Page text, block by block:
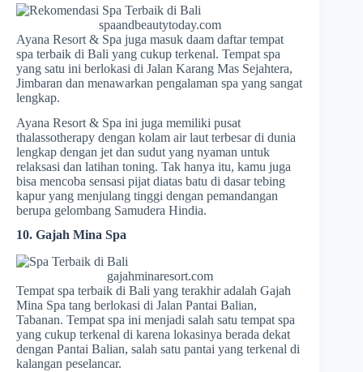
spaandbeautytoday.com
Ayana Resort & Spa juga masuk daam daftar tempat
spa terbaik di Bali yang cukup terkenal. Tempat spa
yang satu ini berlokasi di Jalan Karang Mas Sejahtera,
Jimbaran dan menawarkan pengalaman spa yang sangat
lengkap.
Ayana Resort & Spa ini juga memiliki pusat
thalassotherapy dengan kolam air laut terbesar di dunia
lengkap dengan jet dan sudut yang nyaman untuk
relaksasi dan latihan toning. Tak hanya itu, kamu juga
bisa mencoba sensasi pijat diatas batu di dasar tebing
kapur yang menjulang tinggi dengan pemandangan
berupa gelombang Samudera Hindia.
10. Gajah Mina Spa
gajahminaresort.com
Tempat spa terbaik di Bali yang terakhir adalah Gajah
Mina Spa tang berlokasi di Jalan Pantai Balian,
Tabanan. Tempat spa ini menjadi salah satu tempat spa
yang cukup terkenal di karena lokasinya berada dekat
dengan Pantai Balian, salah satu pantai yang terkenal di
kalangan peselancar.